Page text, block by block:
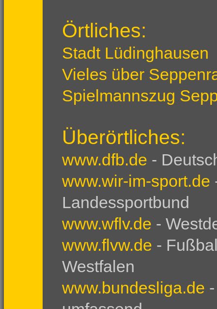
Örtliches:
Stadt Lüdinghausen
Vieles über
Spielmannszug
Überörtliches:
www.dfb.de -
www.wir-im-sport.de
Landessportbund
www.wflv.de -
www.flvw.de -
Westfalen
www.bundesliga.de